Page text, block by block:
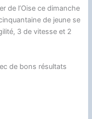
de l’Oise ce dimanche
de jeune se
3 de vitesse et 2
de bons résultats